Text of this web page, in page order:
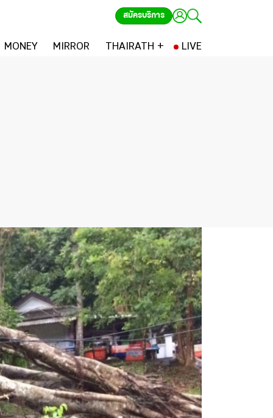
สมัครบริการ
MONEY MIRROR THAIRATH + LIVE